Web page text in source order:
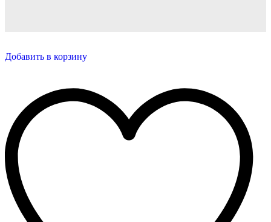
Добавить в корзину